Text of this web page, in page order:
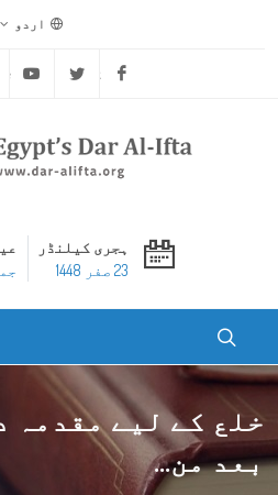
اردو
Facebook
Twitter
ہجری کیلنڈر
23 صفر 1448
خلع کے لیے مقدمہ
بعد من...